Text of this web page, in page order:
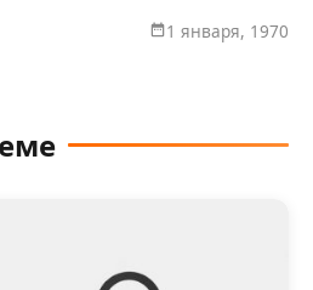
1 января, 1970